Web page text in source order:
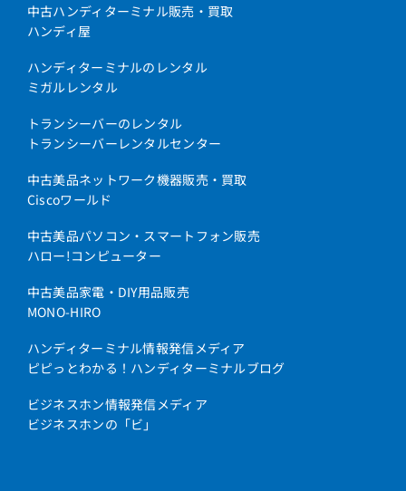
中古ハンディターミナル販売・買取
ハンディ屋
ハンディターミナルのレンタル
ミガルレンタル
トランシーバーのレンタル
トランシーバーレンタルセンター
中古美品ネットワーク機器販売・買取
Ciscoワールド
中古美品パソコン・スマートフォン販売
ハロー!コンピューター
中古美品家電・DIY用品販売
MONO-HIRO
ハンディターミナル情報発信メディア
ピピっとわかる！ハンディターミナルブログ
ビジネスホン情報発信メディア
ビジネスホンの「ビ」